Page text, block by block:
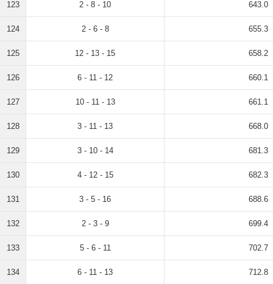
123 2 - 8 - 10 643.0
124 2 - 6 - 8 655.3
125 12 - 13 - 15 658.2
126 6 - 11 - 12 660.1
127 10 - 11 - 13 661.1
128 3 - 11 - 13 668.0
129 3 - 10 - 14 681.3
130 4 - 12 - 15 682.3
131 3 - 5 - 16 688.6
132 2 - 3 - 9 699.4
133 5 - 6 - 11 702.7
134 6 - 11 - 13 712.8